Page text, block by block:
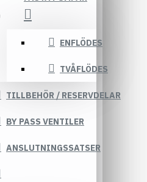
ENFLÖDES
TVÅFLÖDES
TILLBEHÖR / RESERVDELAR
BY PASS VENTILER
ANSLUTNINGSSATSER